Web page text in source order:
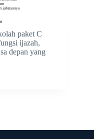
paket C
ijazah,
depan yang